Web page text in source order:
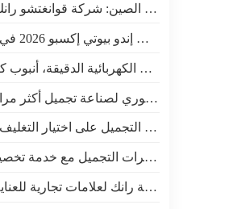
مصنعي أنابيب مستحضرات التجميل في الصين: شركة
ستشارك شركة رانك في معرض إندو بيوتي إكسبو 2026 في إندونيسيا
لماذا تختارين منتج رانك الرائج؟ أداة تدليك بالاهتزازات
أنابيب تغليف مستحضرات التجميل المستدامة من رانك فاكتوري لصناعة
كيف تساعد شركة رانك ماركات التجميل على
مصنع موثوق لتغليف مستحضرات التجميل مع
أنابيب تغليف بلاستيكية مخصصة لمستحضرات التجميل من شركة رانك